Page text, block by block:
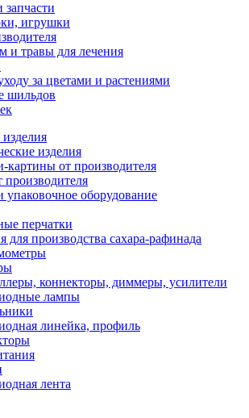
запчасти
игрушки
и травы для лечения
за цветами и растениями
шильдов
изделия
картины от производителя
производителя
упаковочное оборудование
перчатки
для производства сахара-рафинада
коннекторы, диммеры, усилители
лампы
линейка, профиль
лента